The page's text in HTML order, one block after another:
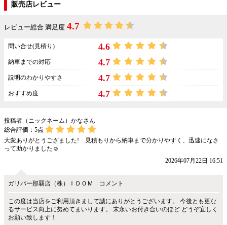
販売店レビュー
レビュー総合 満足度 4.7
問い合せ(見積り) 4.6
納車までの対応 4.7
説明のわかりやすさ 4.7
おすすめ度 4.7
投稿者（ニックネーム）かなさん
総合評価： 5点
大変ありがとうござました! 見積もりから納車まで分かりやすく、迅速になさ
って助かりました☺️
2026年07月22日 16:51
ガリバー那覇店（株）ＩＤＯＭ コメント
この度は当店をご利用頂きまして誠にありがとうございます。 今後とも更な
るサービス向上に努めてまいります。 末永いお付き合いのほど どうぞ宜しく
お願い致します！